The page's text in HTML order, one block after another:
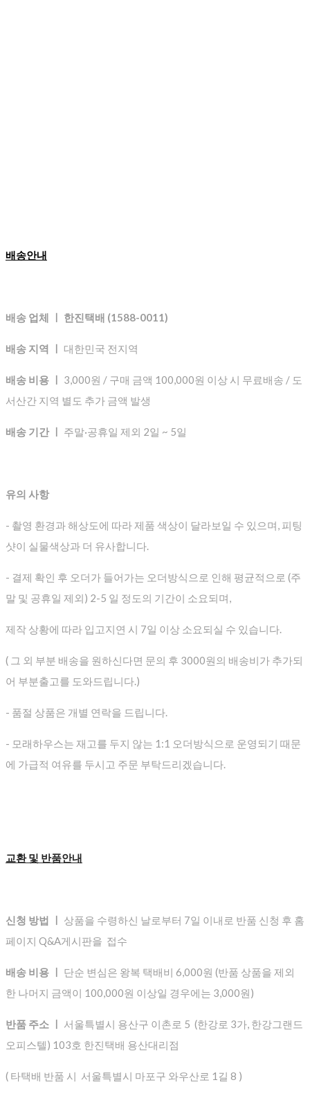
배송안내
배송 업체 ㅣ 한진택배 (1588-0011)
배송 지역 ㅣ 대한민국 전지역
배송 비용 ㅣ 3,000원 / 구매 금액 100,000원 이상 시 무료배송 / 도
서산간 지역 별도 추가 금액 발생
배송 기간 ㅣ 주말·공휴일 제외 2일 ~ 5일
유의 사항
- 촬영 환경과 해상도에 따라 제품 색상이 달라보일 수 있으며, 피팅
샷이 실물색상과 더 유사합니다.
- 결제 확인 후 오더가 들어가는 오더방식으로 인해 평균적으로 (주
말 및 공휴일 제외) 2-5 일 정도의 기간이 소요되며,
제작 상황에 따라 입고지연 시 7일 이상 소요되실 수 있습니다.
( 그 외 부분 배송을 원하신다면 문의 후 3000원의 배송비가 추가되
어 부분출고를 도와드립니다.)
- 품절 상품은 개별 연락을 드립니다.
- 모래하우스는 재고를 두지 않는 1:1 오더방식으로 운영되기 때문
에 가급적 여유를 두시고 주문 부탁드리겠습니다.
교환 및 반품안내
신청 방법 ㅣ 상품을 수령하신 날로부터 7일 이내로 반품 신청 후 홈
페이지 Q&A게시판을 접수
배송 비용 ㅣ
단순 변심은 왕복 택배비 6,000원 (반품 상품을 제외
한 나머지 금액이 100,000원 이상일 경우에는 3,000원)
반품 주소 ㅣ 서울특별시 용산구 이촌로 5 (한강로 3가, 한강그랜드
오피스텔) 103호 한진택배 용산대리점
( 타택배 반품 시 서울특별시 마포구 와우산로 1길 8 )